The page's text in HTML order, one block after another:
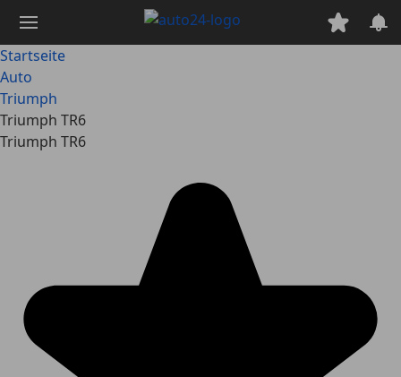
Hauptinhalt
springen
Startseite
Auto
Triumph
Triumph TR6
Triumph TR6